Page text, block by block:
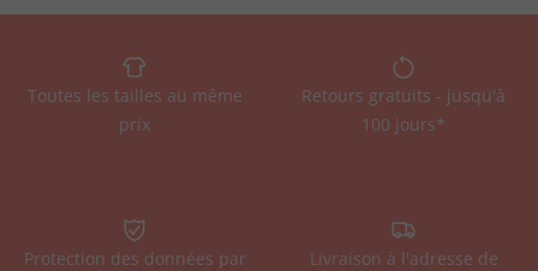
Toutes les tailles au même
prix
Retours gratuits - jusqu'à
100 jours*
Protection des données par
Livraison à l'adresse de